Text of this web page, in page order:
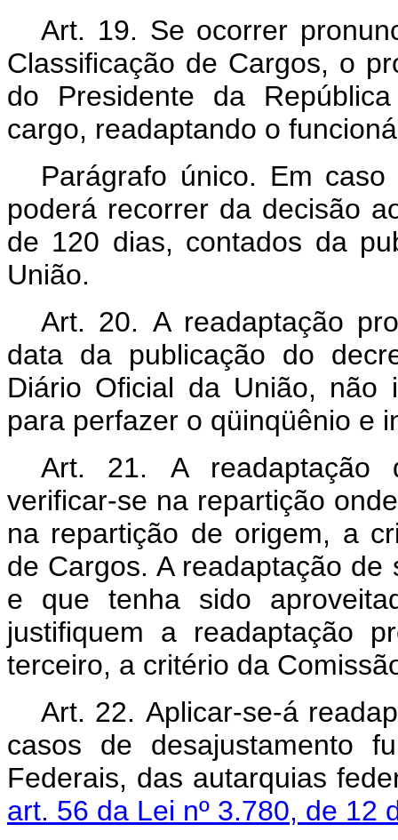
Art. 19. Se ocorrer
Classificação de Cargos, o
do Presidente da
cargo, readaptando o
Parágrafo único. Em
poderá recorrer da decisão
de 120 dias, contados da
União.
Art. 20. A readaptação
data da publicação do
Diário Oficial da União, não
para perfazer o qüinqüênio e
Art. 21. A readaptação
verificar-se na repartição
na repartição de origem, a
de Cargos. A readaptação
e que tenha sido
justifiquem a readaptação
terceiro, a critério da
Art. 22. Aplicar-se-á
casos de desajustamento
Federais, das autarquias
art. 56 da Lei nº 3.780, de 12